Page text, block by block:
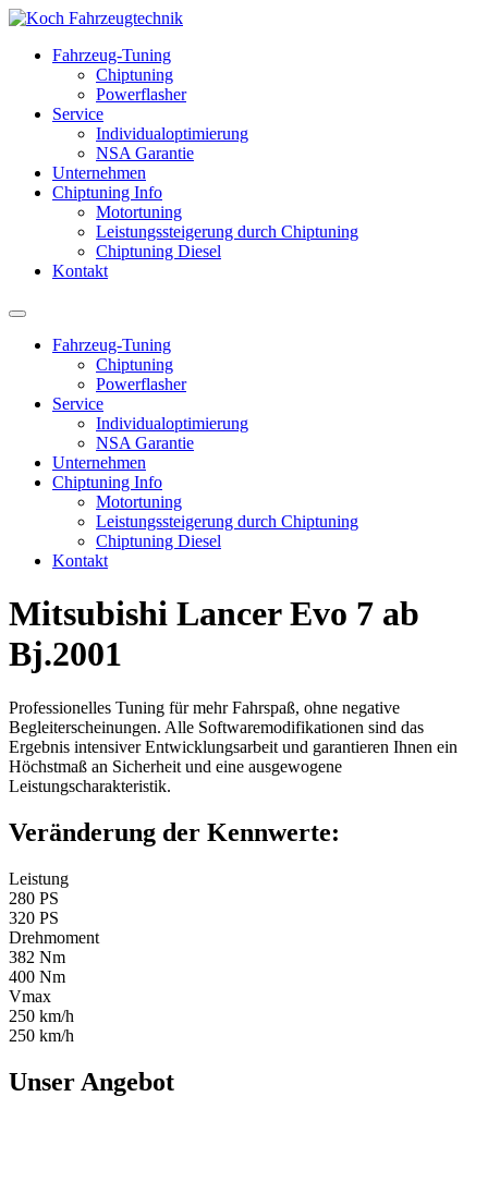
Fahrzeug-Tuning
Chiptuning
Powerflasher
Service
Individualoptimierung
NSA Garantie
Unternehmen
Chiptuning Info
Motortuning
Leistungssteigerung durch Chiptuning
Chiptuning Diesel
Kontakt
Fahrzeug-Tuning
Chiptuning
Powerflasher
Service
Individualoptimierung
NSA Garantie
Unternehmen
Chiptuning Info
Motortuning
Leistungssteigerung durch Chiptuning
Chiptuning Diesel
Kontakt
Mitsubishi Lancer Evo 7 ab
Bj.2001
Professionelles Tuning für mehr Fahrspaß, ohne negative
Begleiterscheinungen. Alle Softwaremodifikationen sind das
Ergebnis intensiver Entwicklungsarbeit und garantieren Ihnen ein
Höchstmaß an Sicherheit und eine ausgewogene
Leistungscharakteristik.
Veränderung der Kennwerte:
Leistung
280 PS
320 PS
Drehmoment
382 Nm
400 Nm
Vmax
250 km/h
250 km/h
Unser Angebot